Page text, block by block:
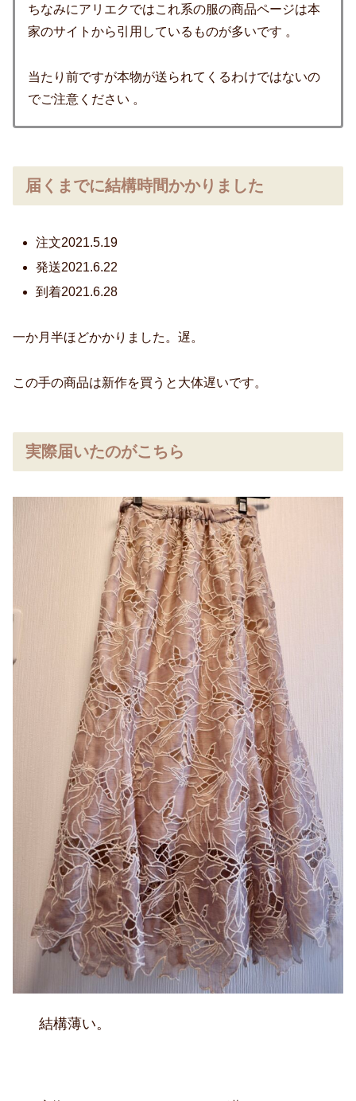
ちなみにアリエクではこれ系の服の商品ページは本
家のサイトから引用しているものが多いです 。
当たり前ですが本物が送られてくるわけではないの
でご注意ください 。
届くまでに結構時間かかりました
注文2021.5.19
発送2021.6.22
到着2021.6.28
一か月半ほどかかりました。遅。
この手の商品は新作を買うと大体遅いです。
実際届いたのがこちら
結構薄い。